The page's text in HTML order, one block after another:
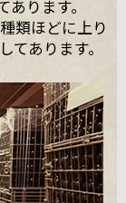
ります。
類ほどに上り
あります。